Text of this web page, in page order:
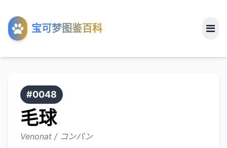
宝可梦图鉴百科
工具
关于
#0048
毛球
Venonat / コンパン